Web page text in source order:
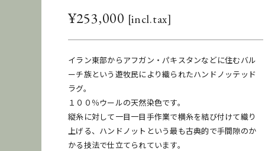
¥253,000
イラン東部からアフガン・パキスタンなどに住むバル
ーチ族という遊牧民により織られたハンドノッテッド
ラグ。
１００％ウールの天然染色です。
縦糸に対して一目一目手作業で横糸を結び付けて織り
上げる、ハンドノットという最も古典的で手間隙のか
かる技法で仕立てられています。